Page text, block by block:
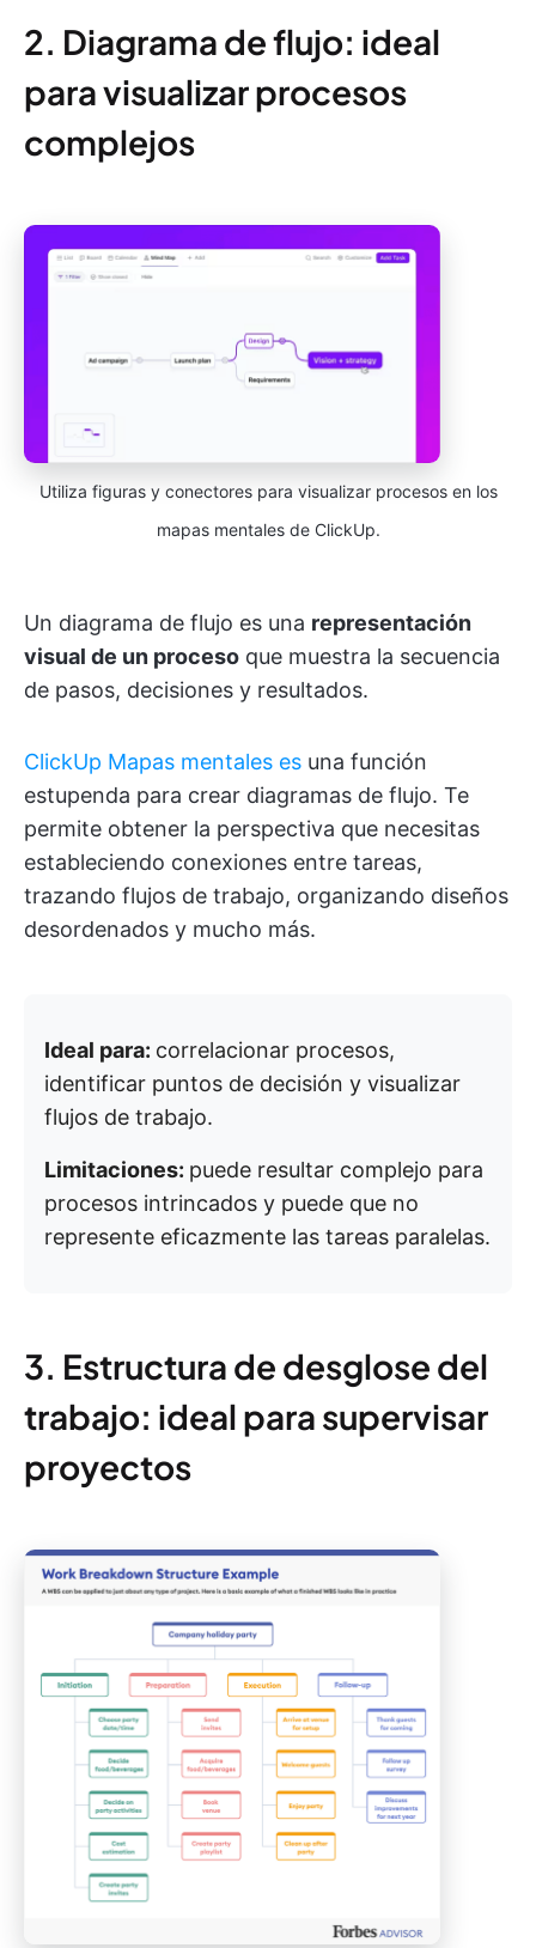
2. Diagrama de flujo: ideal
para visualizar procesos
complejos
Utiliza figuras y conectores para visualizar procesos en los
mapas mentales de ClickUp.
Un diagrama de flujo es una representación
visual de un proceso que muestra la secuencia
de pasos, decisiones y resultados.
ClickUp Mapas mentales es una función
estupenda para crear diagramas de flujo. Te
permite obtener la perspectiva que necesitas
estableciendo conexiones entre tareas,
trazando flujos de trabajo, organizando diseños
desordenados y mucho más.
Ideal para: correlacionar procesos,
identificar puntos de decisión y visualizar
flujos de trabajo.
Limitaciones: puede resultar complejo para
procesos intrincados y puede que no
represente eficazmente las tareas paralelas.
3. Estructura de desglose del
trabajo: ideal para supervisar
proyectos